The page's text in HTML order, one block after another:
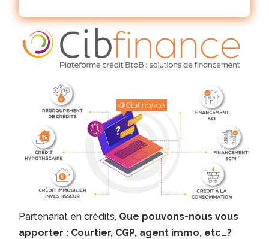
Partenariat en crédits, Que pouvons-nous vous
apporter : Courtier, CGP, agent immo, etc…?